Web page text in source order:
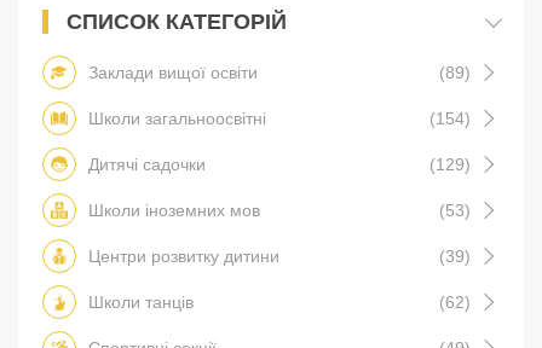
СПИСОК КАТЕГОРІЙ
Заклади вищої освіти (89)
Школи загальноосвітні (154)
Дитячі садочки (129)
Школи іноземних мов (53)
Центри розвитку дитини (39)
Школи танців (62)